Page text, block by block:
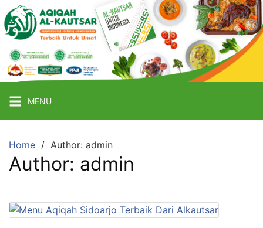
Skip
to
content
Aqiqah
Sidoarjo
Terbaik
Catering
&
Terpercaya
MENU
Home Author: admin
Author: admin